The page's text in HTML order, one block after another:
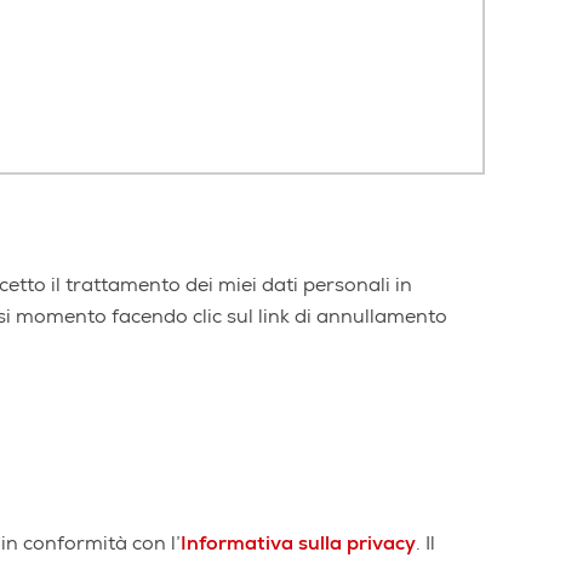
il trattamento dei miei dati personali in
momento facendo clic sul link di annullamento
conformità con l’Informativa sulla privacy. Il